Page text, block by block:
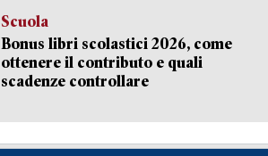
Scuola
Bonus libri scolastici 2026, come
ottenere il contributo e quali
scadenze controllare